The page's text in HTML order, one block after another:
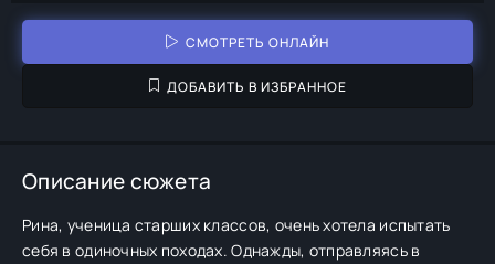
СМОТРЕТЬ ОНЛАЙН
ДОБАВИТЬ В ИЗБРАННОЕ
Описание сюжета
Рина, ученица старших классов, очень хотела испытать
себя в одиночных походах. Однажды, отправляясь в